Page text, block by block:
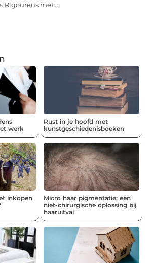
Rigoureus met...
werk
Rust in je hoofd met
kunstgeschiedenisboeken
inkopen
Micro haar pigmentatie: een
niet-chirurgische oplossing bij
haaruitval